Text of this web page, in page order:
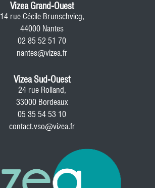
Vizea Grand-Ouest
14 rue Cécile Brunschvicg,
44000 Nantes
02 85 52 51 70
nantes@vizea.fr
Vizea Sud-Ouest
24 rue Rolland,
33000 Bordeaux
05 35 54 53 10
contact.vso@vizea.fr